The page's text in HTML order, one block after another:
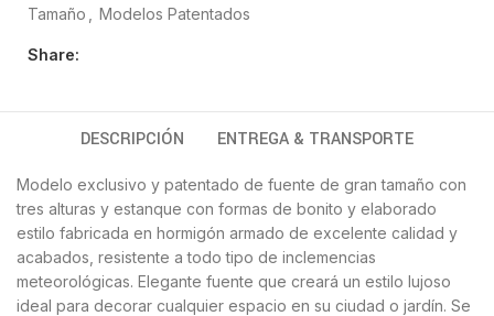
Tamaño
Modelos Patentados
Share:
DESCRIPCIÓN ENTREGA & TRANSPORTE
Modelo exclusivo y patentado de fuente de gran tamaño con
tres alturas y estanque con formas de bonito y elaborado
estilo fabricada en hormigón armado de excelente calidad y
acabados, resistente a todo tipo de inclemencias
meteorológicas. Elegante fuente que creará un estilo lujoso
ideal para decorar cualquier espacio en su ciudad o jardín. Se